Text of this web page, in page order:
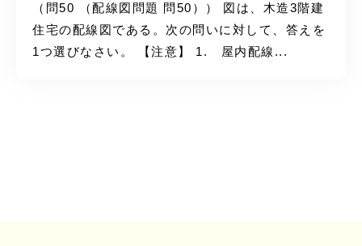
（問50 （配線図問題 問50）） 図は、木造3階建
住宅の配線図である。次の問いに対して、答えを
1つ選びなさい。 【注意】 1. 屋内配線...